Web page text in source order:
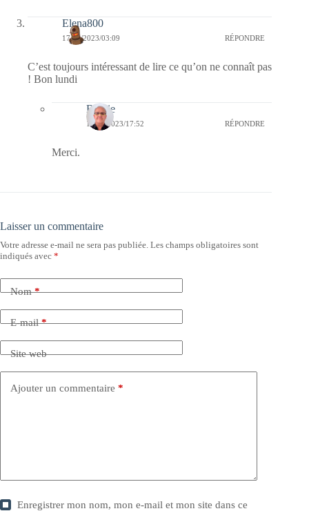
Elena800
17/04/2023/03:09 RÉPONDRE
C’est toujours intéressant de lire ce qu’on ne connaît pas
! Bon lundi
Bernie
18/04/2023/17:52 RÉPONDRE
Merci.
Laisser un commentaire
Votre adresse e-mail ne sera pas publiée. Les champs obligatoires sont
indiqués avec *
Nom*
E-mail*
Site web
Ajouter un commentaire *
Enregistrer mon nom, mon e-mail et mon site dans ce